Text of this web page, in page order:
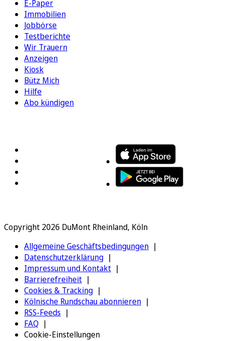
E-Paper
Immobilien
Jobbörse
Testberichte
Wir Trauern
Anzeigen
Kiosk
Bütz Mich
Hilfe
Abo kündigen
Copyright 2026 DuMont Rheinland, Köln
Allgemeine Geschäftsbedingungen
Datenschutzerklärung
Impressum und Kontakt
Barrierefreiheit
Cookies & Tracking
Kölnische Rundschau abonnieren
RSS-Feeds
FAQ
Cookie-Einstellungen